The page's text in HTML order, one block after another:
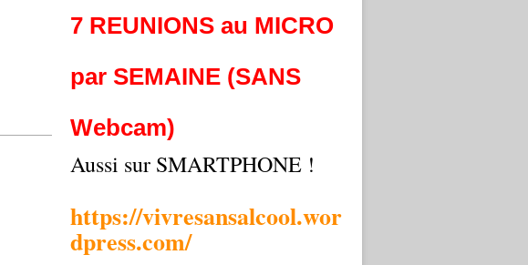
7 REUNIONS au MICRO
par SEMAINE (SANS
Webcam)
Aussi sur SMARTPHONE !
https://vivresansalcool.wor
dpress.com/